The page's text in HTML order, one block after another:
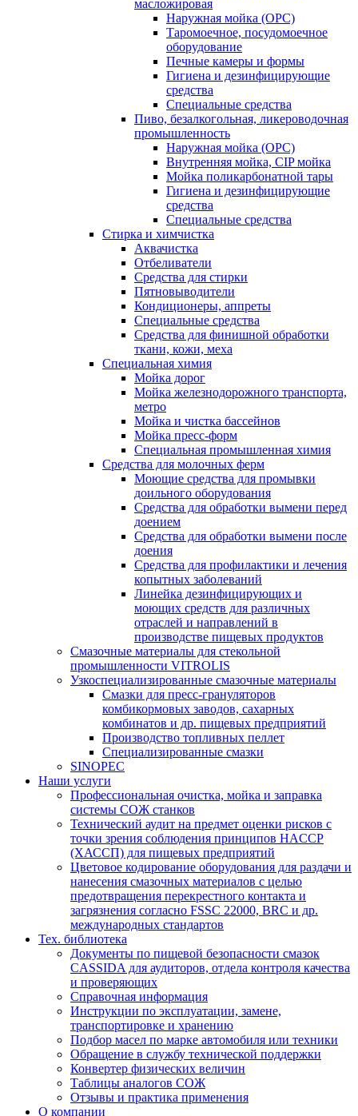
масложировая
Наружная мойка (ОРС)
Таромоечное, посудомоечное
оборудование
Печные камеры и формы
Гигиена и дезинфицирующие
средства
Специальные средства
Пиво, безалкогольная, ликероводочная
промышленность
Наружная мойка (ОРС)
Внутренняя мойка, CIP мойка
Мойка поликарбонатной тары
Гигиена и дезинфицирующие
средства
Специальные средства
Стирка и химчистка
Аквачистка
Отбеливатели
Средства для стирки
Пятновыводители
Кондиционеры, аппреты
Специальные средства
Средства для финишной обработки
ткани, кожи, меха
Специальная химия
Мойка дорог
Мойка железнодорожного транспорта,
метро
Мойка и чистка бассейнов
Мойка пресс-форм
Специальная промышленная химия
Средства для молочных ферм
Моющие средства для промывки
доильного оборудования
Средства для обработки вымени перед
доением
Средства для обработки вымени после
доения
Средства для профилактики и лечения
копытных заболеваний
Линейка дезинфицирующих и
моющих средств для различных
отраслей и направлений в
производстве пищевых продуктов
Смазочные материалы для стекольной
промышленности VITROLIS
Узкоспециализированные смазочные материалы
Смазки для пресс-грануляторов
комбикормовых заводов, сахарных
комбинатов и др. пищевых предприятий
Производство топливных пеллет
Специализированные смазки
SINOPEC
Наши услуги
Профессиональная очистка, мойка и заправка
системы СОЖ станков
Технический аудит на предмет оценки рисков с
точки зрения соблюдения принципов HACCP
(ХАССП) для пищевых предприятий
Цветовое кодирование оборудования для раздачи и
нанесения смазочных материалов с целью
предотвращения перекрестного контакта и
загрязнения согласно FSSC 22000, BRC и др.
международных стандартов
Тех. библиотека
Документы по пищевой безопасности смазок
CASSIDA для аудиторов, отдела контроля качества
и проверяющих
Справочная информация
Инструкции по эксплуатации, замене,
транспортировке и хранению
Подбор масел по марке автомобиля или техники
Обращение в службу технической поддержки
Конвертер физических величин
Таблицы аналогов СОЖ
Отзывы и практика применения
О компании